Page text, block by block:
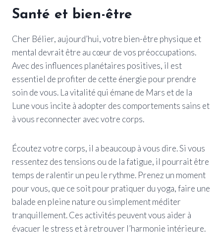
Santé et bien-être
Cher Bélier, aujourd’hui, votre bien-être physique et
mental devrait être au cœur de vos préoccupations.
Avec des influences planétaires positives, il est
essentiel de profiter de cette énergie pour prendre
soin de vous. La vitalité qui émane de Mars et de la
Lune vous incite à adopter des comportements sains et
à vous reconnecter avec votre corps.
Écoutez votre corps, il a beaucoup à vous dire. Si vous
ressentez des tensions ou de la fatigue, il pourrait être
temps de ralentir un peu le rythme. Prenez un moment
pour vous, que ce soit pour pratiquer du yoga, faire une
balade en pleine nature ou simplement méditer
tranquillement. Ces activités peuvent vous aider à
évacuer le stress et à retrouver l’harmonie intérieure.